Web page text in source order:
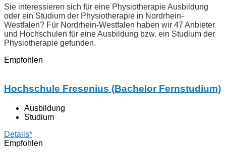
Sie interessieren sich für eine Physiotherapie Ausbildung
oder ein Studium der Physiotherapie in Nordrhein-
Westfalen? Für Nordrhein-Westfalen haben wir 47 Anbieter
und Hochschulen für eine Ausbildung bzw. ein Studium der
Physiotherapie gefunden.
Empfohlen
Hochschule Fresenius (Bachelor Fernstudium)
Ausbildung
Studium
Details*
Empfohlen